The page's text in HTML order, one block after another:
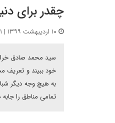
چقدر برای
سید محمد صادق
خود ببیند و تعریف
به هیچ وجه دیگر
تمامی مناطق را جابه